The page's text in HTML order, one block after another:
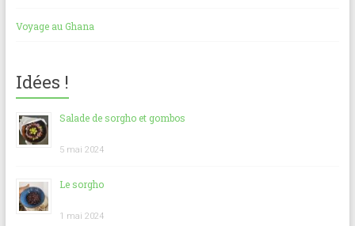
Voyage au Ghana
Idées !
Salade de sorgho et gombos
5 mai 2024
Le sorgho
1 mai 2024